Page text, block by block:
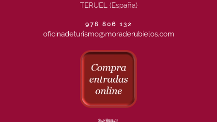
TERUEL (España)
978 806 132
oficinadeturismo@moraderubielos.com